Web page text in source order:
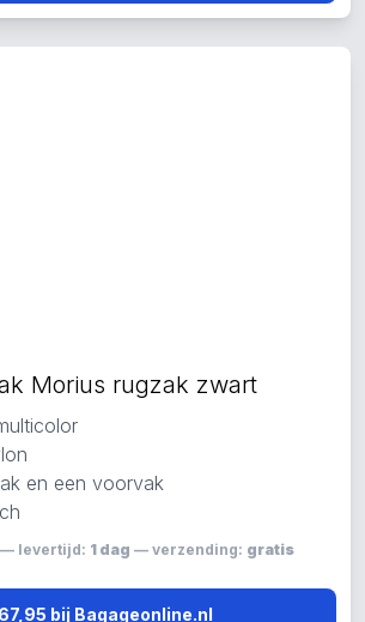
Morius rugzak zwart
en een voorvak
— levertijd: 1 dag — verzending: gratis
bij Bagageonline.nl